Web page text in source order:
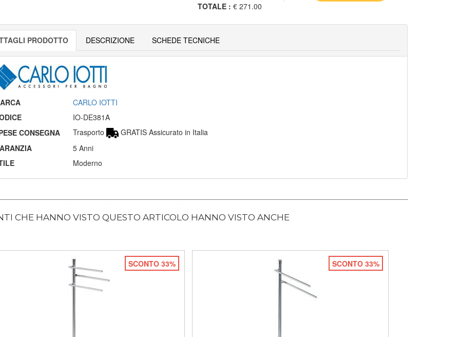
TOTALE : € 271.00
PRODOTTO DESCRIZIONE SCHEDE TECNICHE
CARLO IOTTI
IO-DE381A
CONSEGNA
Trasporto
GRATIS Assicurato in Italia
5 Anni
Moderno
CHE HANNO VISTO QUESTO ARTICOLO HANNO VISTO ANCHE
SCONTO 33% SCONTO 33%